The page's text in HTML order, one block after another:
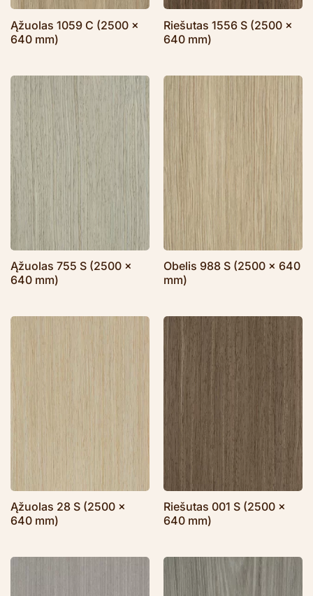
Ąžuolas 1059 C (2500 x
640 mm)
Riešutas 1556 S (2500 x
640 mm)
Ąžuolas 755 S (2500 x
640 mm)
Obelis 988 S (2500 x 640
mm)
Ąžuolas 28 S (2500 x
640 mm)
Riešutas 001 S (2500 x
640 mm)